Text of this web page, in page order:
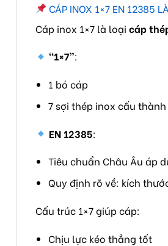
CÁP INOX 1×7 EN 12385
Cáp inox 1×7 là loại cáp
“1×7”:
1 bó cáp
7 sợi thép inox cấu thành
EN 12385:
Tiêu chuẩn Châu Âu áp
Quy định rõ về: kích
Cấu trúc 1×7 giúp cáp:
Chịu lực kéo thẳng tốt